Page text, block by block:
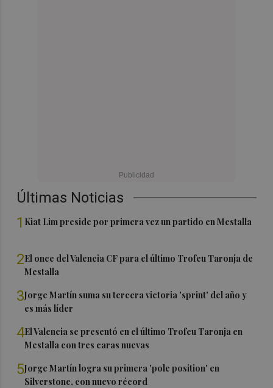
Últimas Noticias
1 Kiat Lim preside por primera vez un partido en Mestalla
2El once del Valencia CF para el último Trofeu Taronja de
Mestalla
3Jorge Martín suma su tercera victoria 'sprint' del año y
es más líder
4El Valencia se presentó en el último Trofeu Taronja en
Mestalla con tres caras nuevas
5Jorge Martín logra su primera 'pole position' en
Silverstone, con nuevo récord